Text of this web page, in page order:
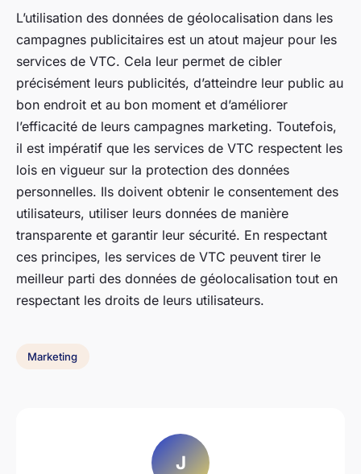
L’utilisation des données de géolocalisation dans les
campagnes publicitaires est un atout majeur pour les
services de VTC. Cela leur permet de cibler
précisément leurs publicités, d’atteindre leur public au
bon endroit et au bon moment et d’améliorer
l’efficacité de leurs campagnes marketing. Toutefois,
il est impératif que les services de VTC respectent les
lois en vigueur sur la protection des données
personnelles. Ils doivent obtenir le consentement des
utilisateurs, utiliser leurs données de manière
transparente et garantir leur sécurité. En respectant
ces principes, les services de VTC peuvent tirer le
meilleur parti des données de géolocalisation tout en
respectant les droits de leurs utilisateurs.
Marketing
J